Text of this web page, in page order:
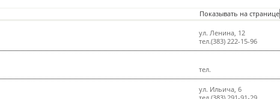
Показывать на странице
ул. Ленина, 12
тел.(383) 222-15-96
тел.
ул. Ильича, 6